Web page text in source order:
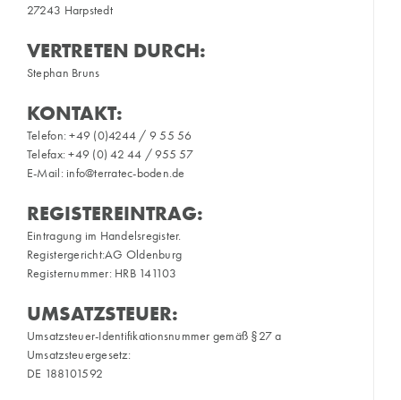
27243 Harpstedt
VERTRETEN DURCH:
Stephan Bruns
KONTAKT:
Telefon: +49 (0)4244 / 9 55 56
Telefax: +49 (0) 42 44 / 955 57
E-Mail: info@terratec-boden.de
REGISTEREINTRAG:
Eintragung im Handelsregister.
Registergericht:AG Oldenburg
Registernummer: HRB 141103
UMSATZSTEUER:
Umsatzsteuer-Identifikationsnummer gemäß §27 a
Umsatzsteuergesetz:
DE 188101592